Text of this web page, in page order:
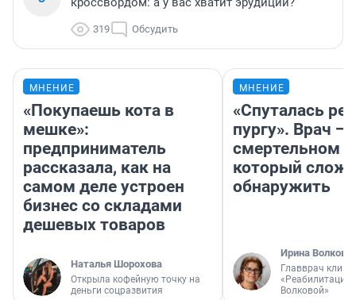
319 Обсудить
МНЕНИЕ
«Покупаешь кота в
мешке»:
предприниматель
рассказала, как на
самом деле устроен
бизнес со складами
дешевых товаров
Наталья Шорохова
Открыла кофейную точку на
деньги соцразвития
МНЕНИЕ
«Спуталась
пургу». Врач —
смертельном
который
обнаружить
Ирина Волкова
Главврач
«Реабилитация
Волковой»